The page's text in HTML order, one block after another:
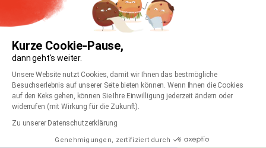
Kurze Cookie-Pause,
dann geht's weiter.
Einwilligungsmanagementplattform: Passen
Unsere Website nutzt Cookies, damit wir Ihnen das bestmögliche
Besuchserlebnis auf unserer Seite bieten können. Wenn Ihnen die Cookies
auf den Keks gehen, können Sie Ihre Einwilligung jederzeit ändern oder
widerrufen (mit Wirkung für die Zukunft).
Zu unserer Datenschutzerklärung
Genehmigungen, zertifiziert durch
Axeptio consent
Shopware 6 Plugin
Kostenloser Support
Datenschutz & Sicherheit
Zustellbarkeit & Whitelisting
E-Commerce Über uns